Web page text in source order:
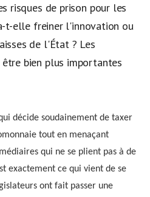
risques de prison pour les
t-elle freiner l'innovation ou
de l'État ? Les
bien plus importantes
décide soudainement de taxer
tout en menaçant
qui ne se plient pas à de
exactement ce qui vient de se
ont fait passer une